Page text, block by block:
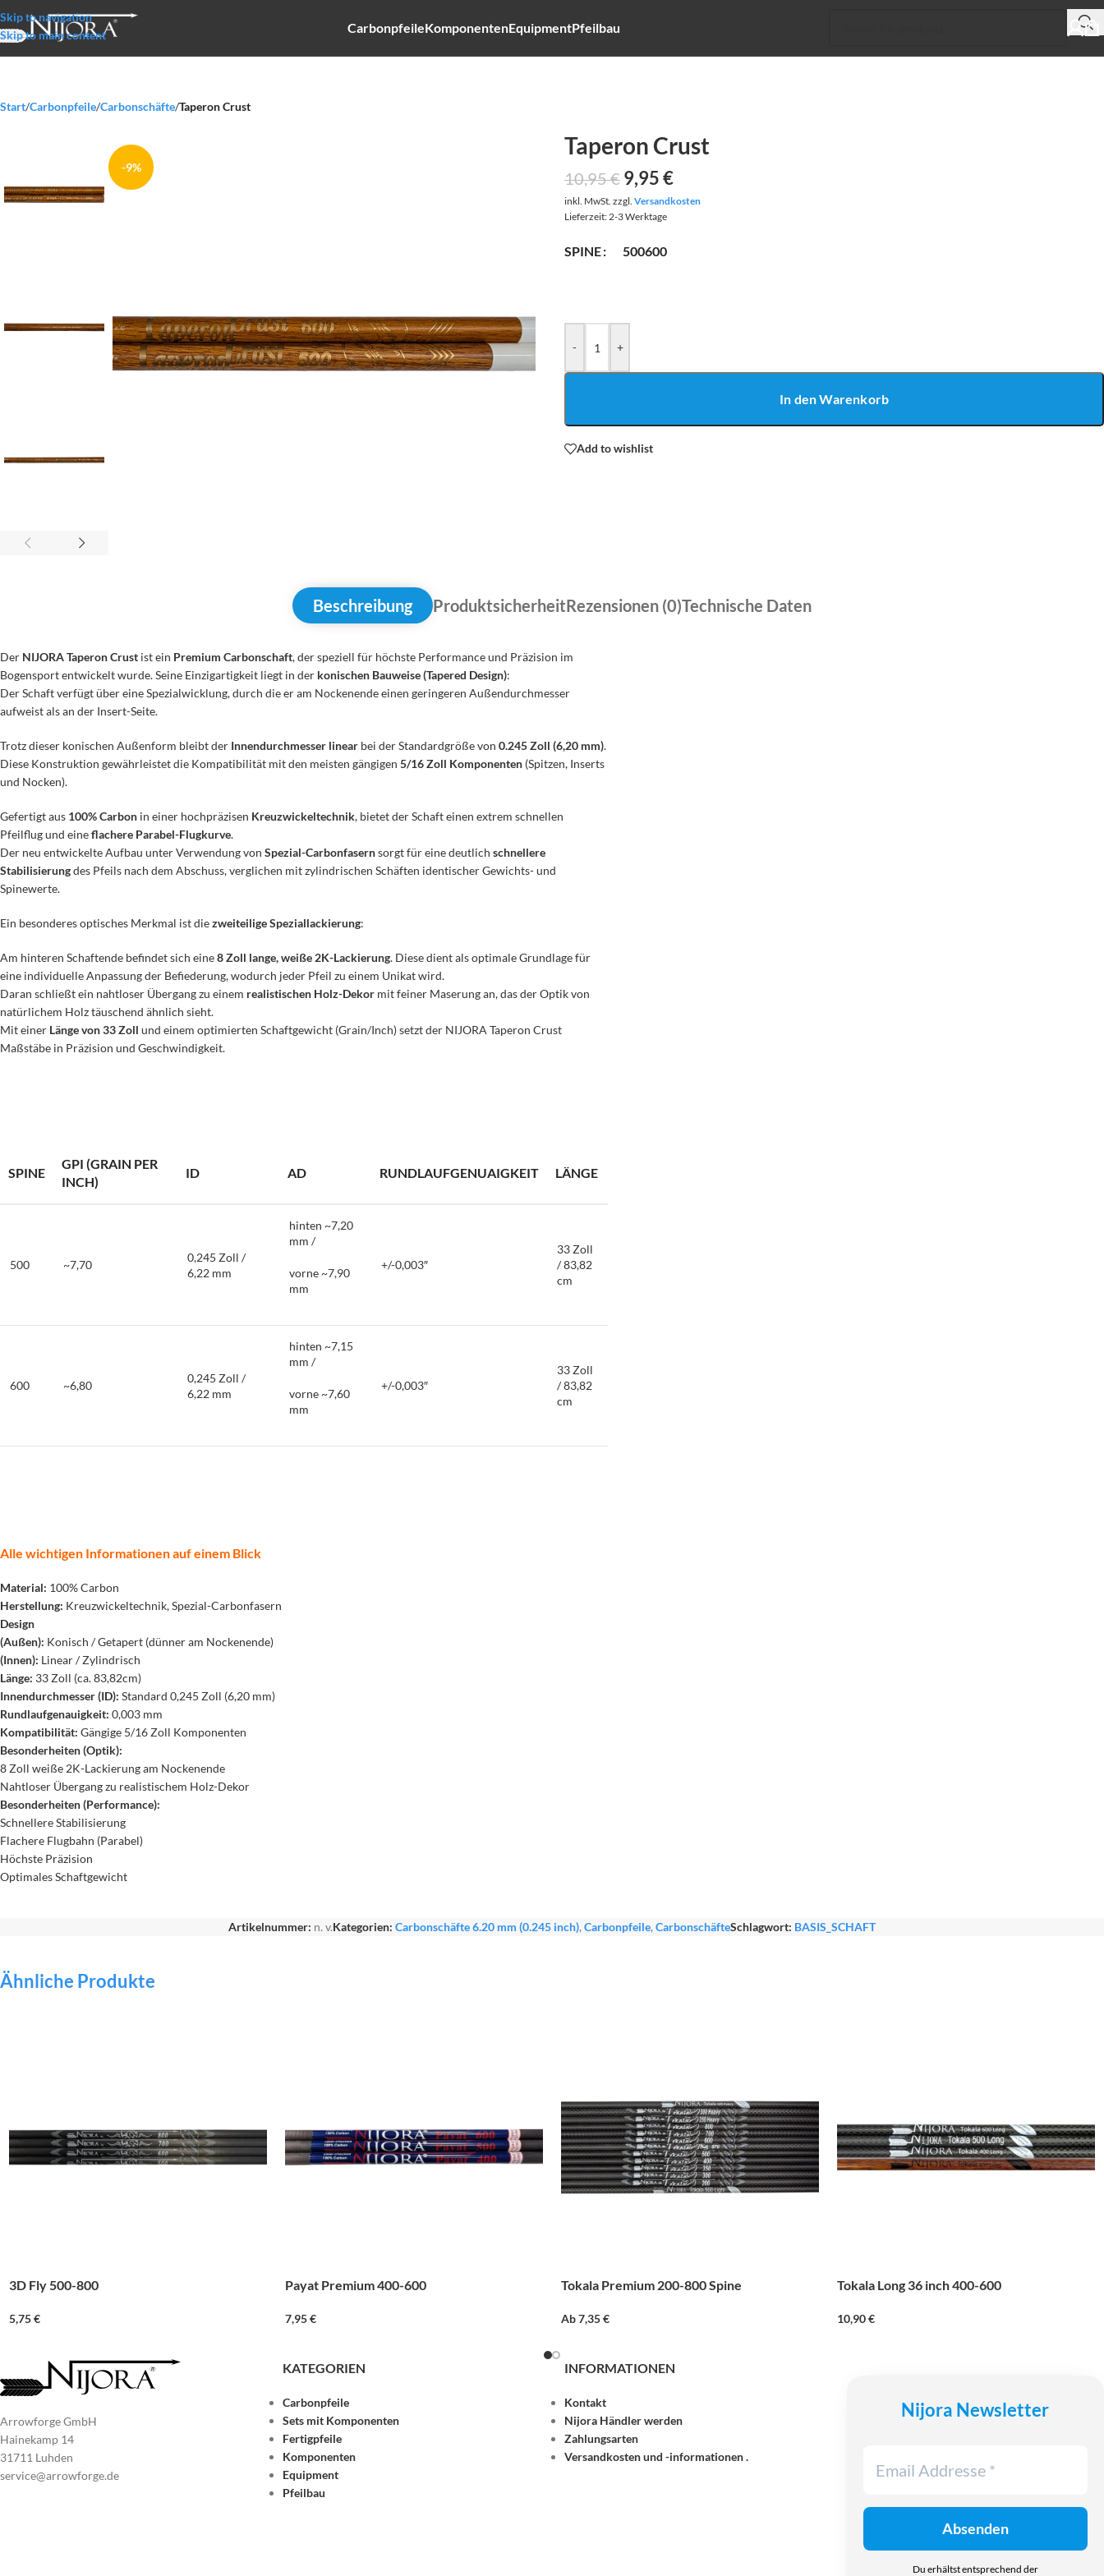
Skip to navigation
Skip to main content
CarbonpfeileKomponentenEquipmentPfeilbau
Start/Carbonpfeile/Carbonschäfte/Taperon Crust
-9%
Taperon Crust
10,95€ 9,95€
inkl. MwSt. zzgl. Versandkosten
Lieferzeit:2-3 Werktage
SPINE 500600
- +
In den Warenkorb
Add to wishlist
Beschreibung ProduktsicherheitRezensionen (0)Technische Daten
Der NIJORA Taperon Crust ist ein Premium Carbonschaft, der speziell für höchste Performance und Präzision im
Bogensport entwickelt wurde. Seine Einzigartigkeit liegt in der konischen Bauweise (Tapered Design):
Der Schaft verfügt über eine Spezialwicklung, durch die er am Nockenende einen geringeren Außendurchmesser
aufweist als an der Insert-Seite.
Trotz dieser konischen Außenform bleibt der Innendurchmesser linear bei der Standardgröße von 0.245 Zoll (6,20 mm).
Diese Konstruktion gewährleistet die Kompatibilität mit den meisten gängigen 5/16 Zoll Komponenten (Spitzen, Inserts
und Nocken).
Gefertigt aus 100% Carbon in einer hochpräzisen Kreuzwickeltechnik, bietet der Schaft einen extrem schnellen
Pfeilflug und eineflachere Parabel-Flugkurve.
Der neu entwickelte Aufbau unter Verwendung von Spezial-Carbonfasernsorgt für eine deutlich schnellere
Stabilisierungdes Pfeils nach dem Abschuss, verglichen mit zylindrischen Schäften identischer Gewichts- und
Spinewerte.
Ein besonderes optisches Merkmal ist diezweiteilige Speziallackierung:
Am hinteren Schaftende befindet sich eine8 Zoll lange, weiße 2K-Lackierung. Diese dient als optimale Grundlage für
eine individuelle Anpassung der Befiederung, wodurch jeder Pfeil zu einem Unikat wird.
Daran schließt ein nahtloser Übergang zu einem realistischen Holz-Dekor mit feiner Maserung an, das der Optik von
natürlichem Holz täuschend ähnlich sieht.
Mit einer Länge von 33 Zoll und einem optimierten Schaftgewicht (Grain/Inch) setzt der NIJORA Taperon Crust
Maßstäbe in Präzision und Geschwindigkeit.
SPINE
GPI (GRAIN PER
INCH)
ID AD RUNDLAUFGENUAIGKEIT LÄNGE
500 ~7,70
0,245 Zoll /
6,22 mm
hinten ~7,20
mm /
vorne ~7,90
mm
+/-0,003″
33 Zoll
/ 83,82
cm
600 ~6,80
0,245 Zoll /
6,22 mm
hinten ~7,15
mm /
vorne ~7,60
mm
+/-0,003″
33 Zoll
/ 83,82
cm
Alle wichtigen Informationen auf einem Blick
Material: 100% Carbon
Herstellung: Kreuzwickeltechnik, Spezial-Carbonfasern
Design
(Außen): Konisch / Getapert (dünner am Nockenende)
(Innen): Linear / Zylindrisch
Länge: 33 Zoll (ca. 83,82cm)
Innendurchmesser (ID): Standard 0,245 Zoll (6,20 mm)
Rundlaufgenauigkeit: 0,003 mm
Kompatibilität: Gängige 5/16 Zoll Komponenten
Besonderheiten (Optik):
8 Zoll weiße 2K-Lackierung am Nockenende
Nahtloser Übergang zu realistischem Holz-Dekor
Besonderheiten (Performance):
Schnellere Stabilisierung
Flachere Flugbahn (Parabel)
Höchste Präzision
Optimales Schaftgewicht
Artikelnummer: n. v.Kategorien: Carbonschäfte 6.20 mm (0.245 inch), Carbonpfeile, CarbonschäfteSchlagwort: BASIS_SCHAFT
Ähnliche Produkte
3D Fly 500-800
5,75€
Payat Premium 400-600
7,95€
Tokala Premium 200-800 Spine
Ab7,35€
Tokala Long 36 inch 400-600
10,90€
Arrowforge GmbH
Hainekamp 14
31711 Luhden
service@arrowforge.de
KATEGORIEN
Carbonpfeile
Sets mit Komponenten
Fertigpfeile
Komponenten
Equipment
Pfeilbau
INFORMATIONEN
Kontakt
Nijora Händler werden
Zahlungsarten
Versandkosten und -informationen .
Nijora Newsletter
Du erhältst entsprechend der